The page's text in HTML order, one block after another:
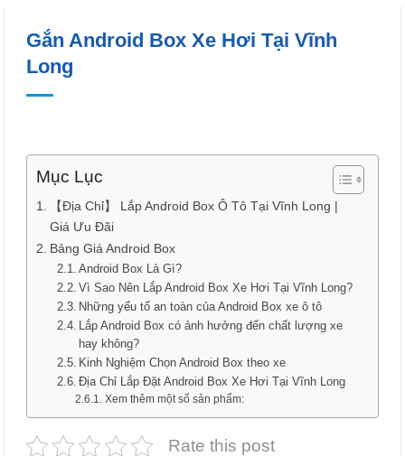
Gắn Android Box Xe Hơi Tại Vĩnh
Long
Mục Lục
【Địa Chỉ】 Lắp Android Box Ô Tô Tại Vĩnh Long |
Giá Ưu Đãi
Bảng Giá Android Box
Android Box Là Gì?
Vì Sao Nên Lắp Android Box Xe Hơi Tại Vĩnh Long?
Những yếu tố an toàn của Android Box xe ô tô
Lắp Android Box có ảnh hưởng đến chất lượng xe
hay không?
Kinh Nghiệm Chọn Android Box theo xe
Địa Chỉ Lắp Đặt Android Box Xe Hơi Tại Vĩnh Long
Xem thêm một số sản phẩm:
Rate this post